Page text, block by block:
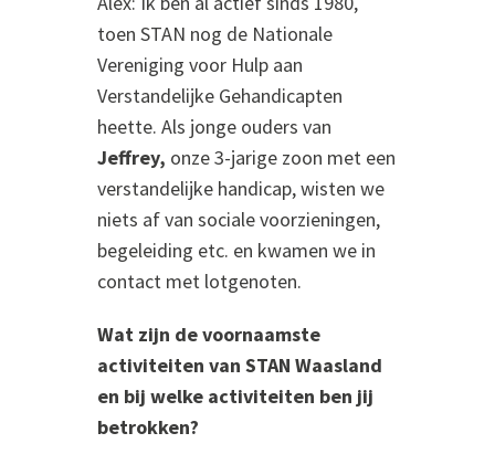
toen STAN nog de Nationale
Vereniging voor Hulp aan
Verstandelijke Gehandicapten
heette. Als jonge ouders van
Jeffrey, onze 3-jarige zoon met een
verstandelijke handicap, wisten we
niets af van sociale voorzieningen,
begeleiding etc. en kwamen we in
contact met lotgenoten.
Wat zijn de voornaamste
activiteiten van STAN Waasland
en bij welke activiteiten ben jij
betrokken?